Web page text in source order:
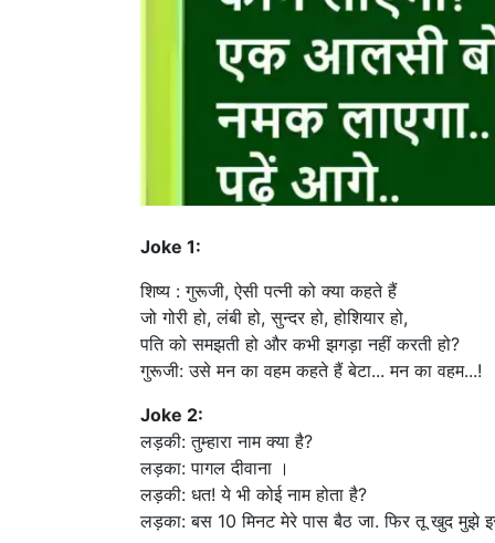
Joke 1:
शिष्य : गुरूजी, ऐसी पत्नी को क्या कहते हैं
जो गोरी हो, लंबी हो, सुन्दर हो, होशियार हो,
पति को समझती हो और कभी झगड़ा नहीं करती हो?
गुरूजी: उसे मन का वहम कहते हैं बेटा... मन का वहम...!
Joke 2:
लड़की: तुम्हारा नाम क्या है?
लड़का: पागल दीवाना ।
लड़की: धत! ये भी कोई नाम होता है?
लड़का: बस 10 मिनट मेरे पास बैठ जा. फिर तू खुद मुझे